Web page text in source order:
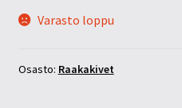
Varasto loppu
Osasto: Raakakivet